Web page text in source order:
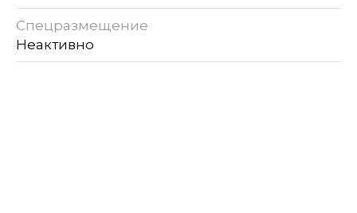
Спецразмещение
Неактивно